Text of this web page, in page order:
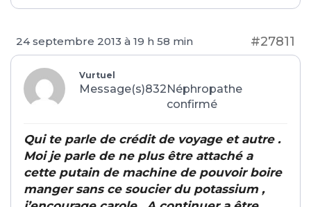
24 septembre 2013 à 19 h 58 min #27811
Vurtuel
Message(s)832Néphropathe
confirmé
Qui te parle de crédit de voyage et autre .
Moi je parle de ne plus être attaché a
cette putain de machine de pouvoir boire
manger sans ce soucier du potassium ,